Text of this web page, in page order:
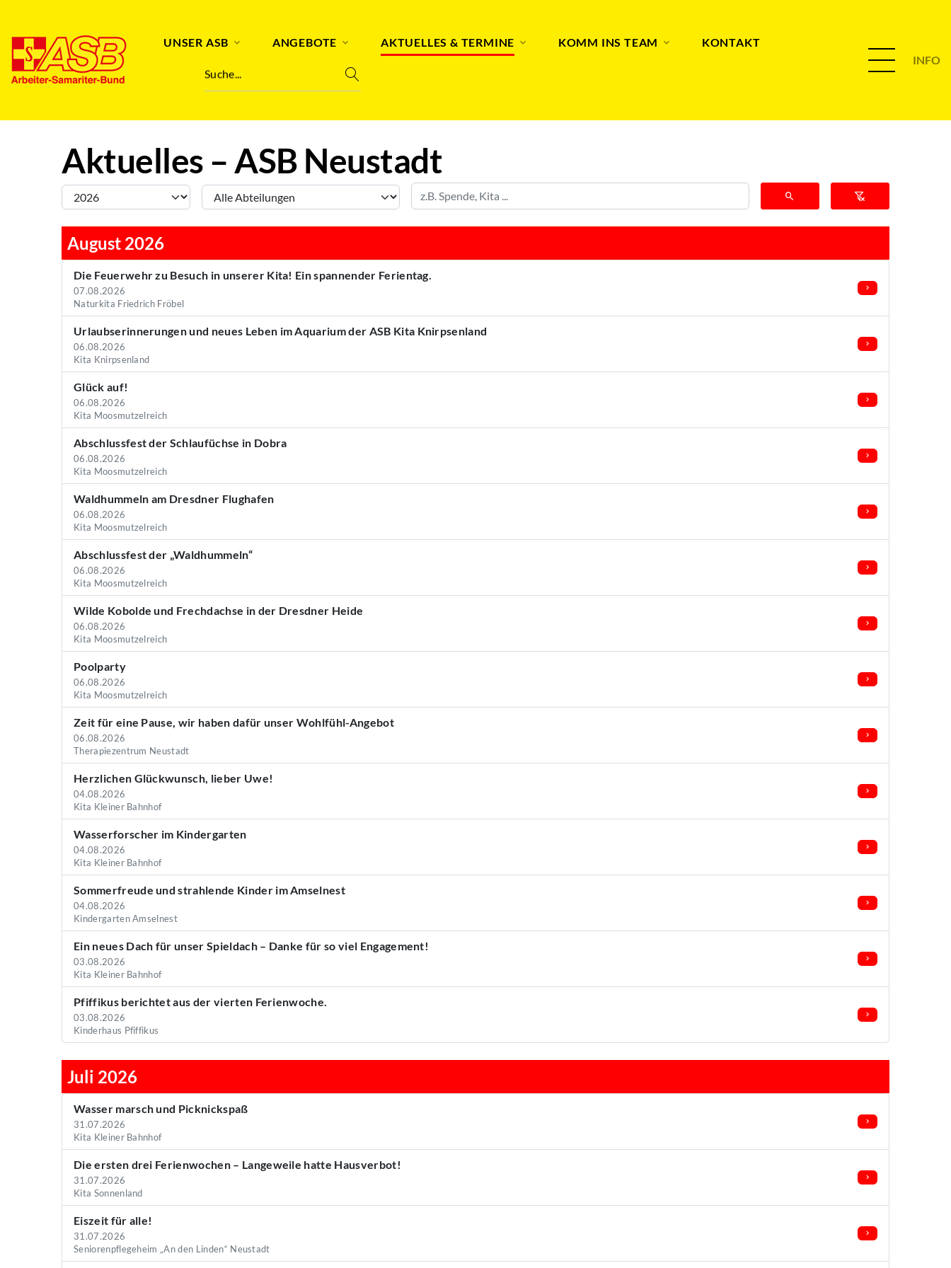
UNSER ASB ANGEBOTE AKTUELLES & TERMINE KOMM INS TEAM KONTAKT
Suche...
INFO
Aktuelles – ASB Neustadt
August 2026
Die Feuerwehr zu Besuch in unserer Kita! Ein spannender Ferientag.
07.08.2026
Naturkita Friedrich Fröbel
Urlaubserinnerungen und neues Leben im Aquarium der ASB Kita Knirpsenland
06.08.2026
Kita Knirpsenland
Glück auf!
06.08.2026
Kita Moosmutzelreich
Abschlussfest der Schlaufüchse in Dobra
06.08.2026
Kita Moosmutzelreich
Waldhummeln am Dresdner Flughafen
06.08.2026
Kita Moosmutzelreich
Abschlussfest der „Waldhummeln“
06.08.2026
Kita Moosmutzelreich
Wilde Kobolde und Frechdachse in der Dresdner Heide
06.08.2026
Kita Moosmutzelreich
Poolparty
06.08.2026
Kita Moosmutzelreich
Zeit für eine Pause, wir haben dafür unser Wohlfühl-Angebot
06.08.2026
Therapiezentrum Neustadt
Herzlichen Glückwunsch, lieber Uwe!
04.08.2026
Kita Kleiner Bahnhof
Wasserforscher im Kindergarten
04.08.2026
Kita Kleiner Bahnhof
Sommerfreude und strahlende Kinder im Amselnest
04.08.2026
Kindergarten Amselnest
Ein neues Dach für unser Spieldach – Danke für so viel Engagement!
03.08.2026
Kita Kleiner Bahnhof
Pfiffikus berichtet aus der vierten Ferienwoche.
03.08.2026
Kinderhaus Pfiffikus
Juli 2026
Wasser marsch und Picknickspaß
31.07.2026
Kita Kleiner Bahnhof
Die ersten drei Ferienwochen – Langeweile hatte Hausverbot!
31.07.2026
Kita Sonnenland
Eiszeit für alle!
31.07.2026
Seniorenpflegeheim „An den Linden“ Neustadt